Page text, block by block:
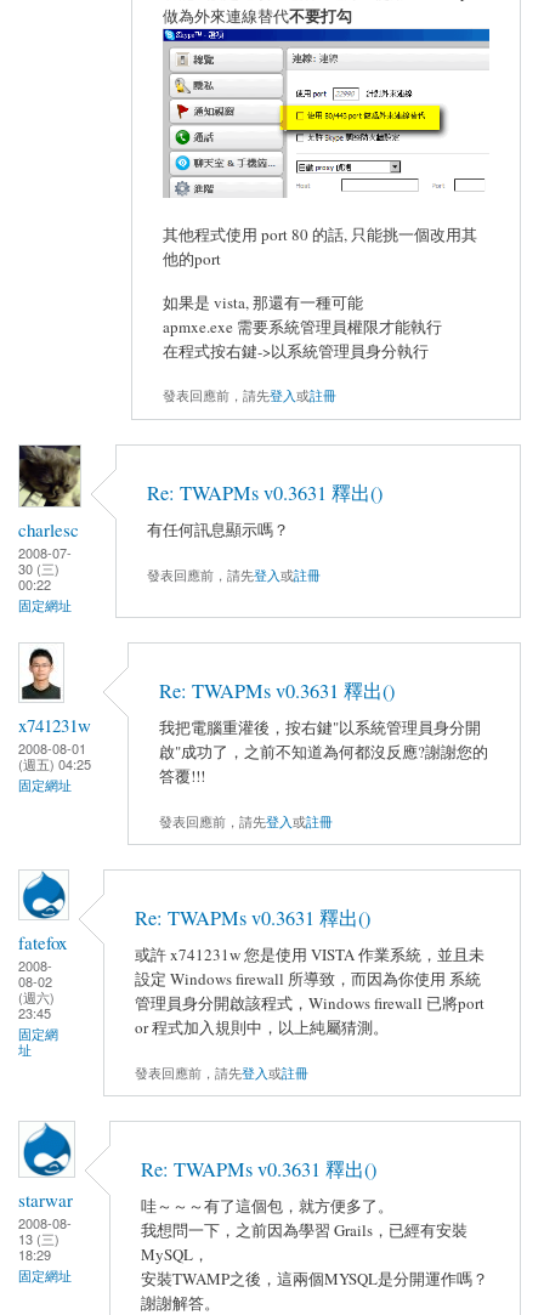
做為外來連線替代不要打勾
其他程式使用 port 80 的話, 只能挑一個改用其
他的port
如果是 vista, 那還有一種可能
apmxe.exe 需要系統管理員權限才能執行
在程式按右鍵->以系統管理員身分執行
發表回應前，請先登入或註冊
charlesc
2008-07-
30 (三)
00:22
固定網址
Re: TWAPMs v0.3631 釋出()
有任何訊息顯示嗎？
發表回應前，請先登入或註冊
x741231w
2008-08-01
(週五) 04:25
固定網址
Re: TWAPMs v0.3631 釋出()
我把電腦重灌後，按右鍵"以系統管理員身分開
啟"成功了，之前不知道為何都沒反應?謝謝您的
答覆!!!
發表回應前，請先登入或註冊
fatefox
2008-
08-02
(週六)
23:45
固定網
址
Re: TWAPMs v0.3631 釋出()
或許 x741231w 您是使用 VISTA 作業系統，並且未
設定 Windows firewall 所導致，而因為你使用 系統
管理員身分開啟該程式，Windows firewall 已將port
or 程式加入規則中，以上純屬猜測。
發表回應前，請先登入或註冊
starwar
2008-08-
13 (三)
18:29
固定網址
Re: TWAPMs v0.3631 釋出()
哇～～～有了這個包，就方便多了。
我想問一下，之前因為學習 Grails，已經有安裝
MySQL，
安裝TWAMP之後，這兩個MYSQL是分開運作嗎？
謝謝解答。